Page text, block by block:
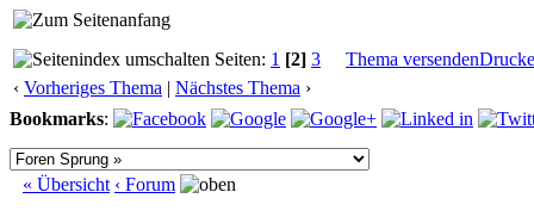
Seiten: 1 [2] 3 Thema versenden
‹ Vorheriges Thema | Nächstes Thema ›
Bookmarks:
« Übersicht ‹ Forum